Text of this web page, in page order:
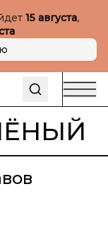
15 августа,